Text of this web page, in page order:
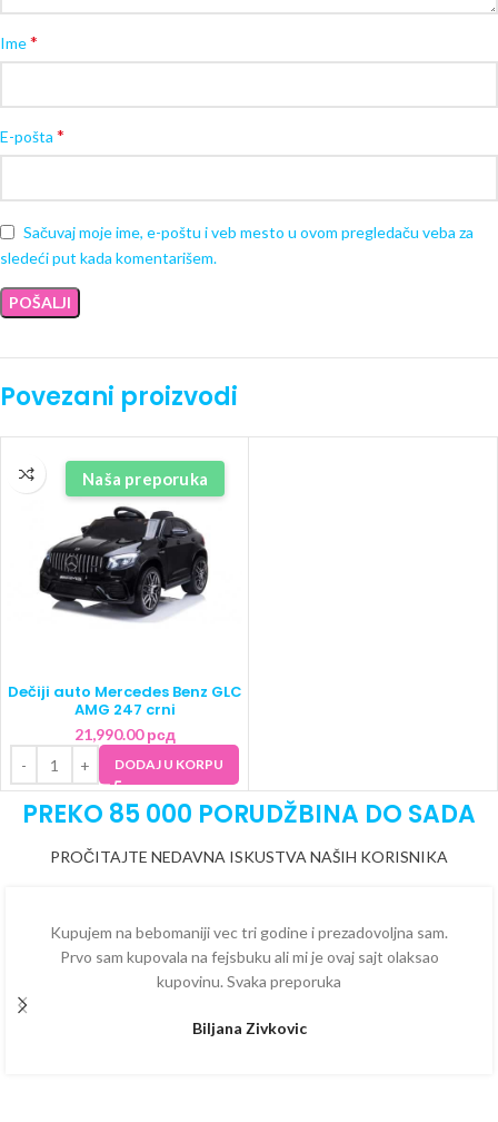
Ime*
E-pošta *
Sačuvaj moje ime, e-poštu i veb mesto u ovom pregledaču veba za
sledeći put kada komentarišem.
Povezani proizvodi
Naša preporuka
Dečiji auto Mercedes Benz GLC
AMG 247 crni
21,990.00рсд
DODAJ U KORPU
PREKO 85 000 PORUDŽBINA DO SADA
PROČITAJTE NEDAVNA ISKUSTVA NAŠIH KORISNIKA
Kupujem na bebomaniji vec tri godine i prezadovoljna sam.
Prvo sam kupovala na fejsbuku ali mi je ovaj sajt olaksao
kupovinu. Svaka preporuka
Biljana Zivkovic